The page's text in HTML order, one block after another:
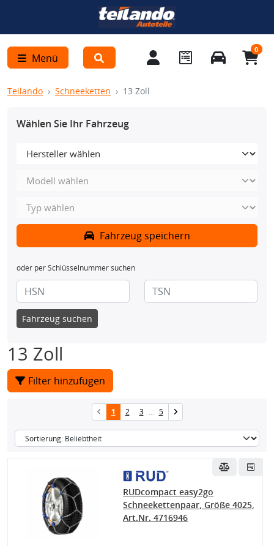
Menü
0
Teilando Schneeketten 13 Zoll
Wählen Sie Ihr Fahrzeug
Fahrzeug speichern
oder per Schlüsselnummer suchen
Fahrzeug suchen
13 Zoll
Filter hinzufügen
1 2 3 ... 5
RUDcompact easy2go
Schneekettenpaar, Größe 4025,
Art.Nr. 4716946